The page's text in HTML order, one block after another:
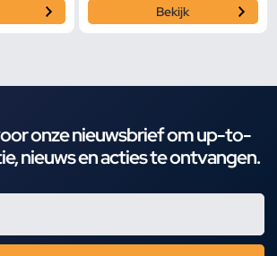
Bekijk
onze nieuwsbrief om up-to-
nieuws en acties te ontvangen.